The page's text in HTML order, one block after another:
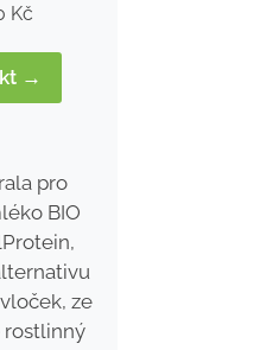
Kč
→
pro
BIO
ze
rostlinný